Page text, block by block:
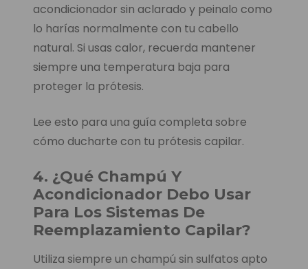
acondicionador sin aclarado y peinalo como
lo harías normalmente con tu cabello
natural. Si usas calor, recuerda mantener
siempre una temperatura baja para
proteger la prótesis.
Lee esto para una guía completa sobre
cómo ducharte con tu prótesis capilar.
4. ¿Qué Champú Y
Acondicionador Debo Usar
Para Los Sistemas De
Reemplazamiento Capilar?
Utiliza siempre un champú sin sulfatos apto